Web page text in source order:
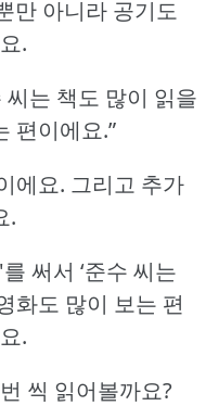
만 아니라 공기도
.
씨는 책도 많이 읽을
편이에요.”
에요. 그리고 추가
.
써서 ‘준수 씨는
화도 많이 보는 편
.
씩 읽어볼까요?